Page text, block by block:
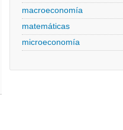
macroeconomía
matemáticas
microeconomía